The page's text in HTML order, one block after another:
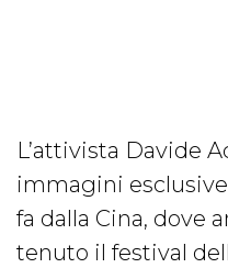
L’attivista Davide
immagini
fa dalla Cina, dove
tenuto il festival